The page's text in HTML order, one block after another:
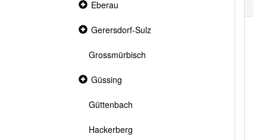
Collapsed
Eberau
Collapsed
Gerersdorf-Sulz
Grossmürbisch
Collapsed
Güssing
Güttenbach
Hackerberg